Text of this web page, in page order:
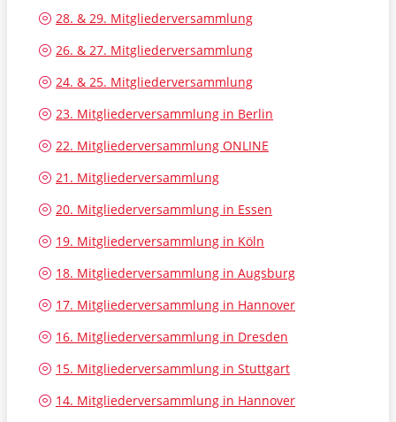
28. & 29. Mitgliederversammlung
26. & 27. Mitgliederversammlung
24. & 25. Mitgliederversammlung
23. Mitgliederversammlung in Berlin
22. Mitgliederversammlung ONLINE
21. Mitgliederversammlung
20. Mitgliederversammlung in Essen
19. Mitgliederversammlung in Köln
18. Mitgliederversammlung in Augsburg
17. Mitgliederversammlung in Hannover
16. Mitgliederversammlung in Dresden
15. Mitgliederversammlung in Stuttgart
14. Mitgliederversammlung in Hannover